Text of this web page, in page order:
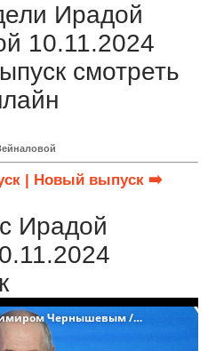
Ирадой
10.11.2024
смотреть
| Новый выпуск ➡️
Ирадой